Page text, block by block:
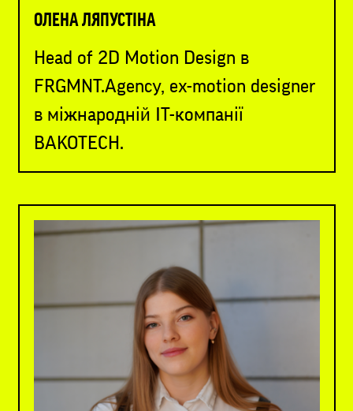
ОЛЕНА ЛЯПУСТІНА
Head of 2D Motion Design в
FRGMNT.Agency, ex-motion designer
в міжнародній IT-компанії
BAKOTECH.